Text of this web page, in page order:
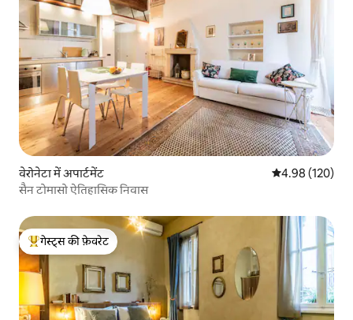
वेरोनेटा में अपार्टमेंट औसत रेटिंग 5 में से
4.98 (120)
सैन टोमासो ऐतिहासिक निवास
गेस्ट्स का टॉप फ़ेवरेट
गेस्ट्स की फ़ेवरेट